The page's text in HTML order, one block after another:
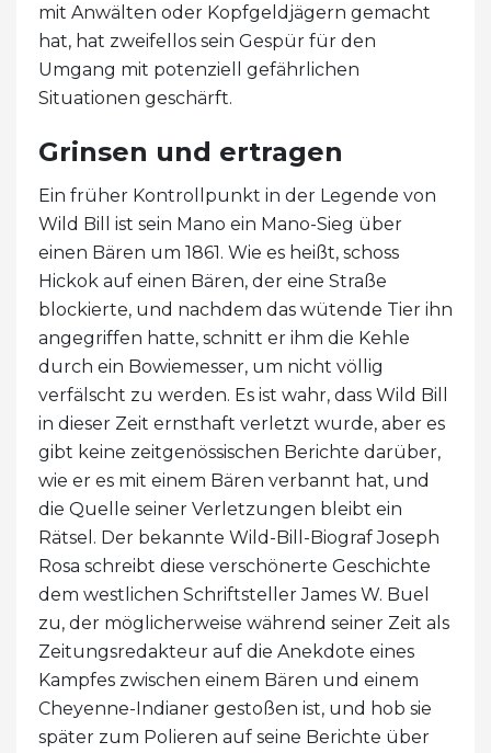
mit Anwälten oder Kopfgeldjägern gemacht
hat, hat zweifellos sein Gespür für den
Umgang mit potenziell gefährlichen
Situationen geschärft.
Grinsen und ertragen
Ein früher Kontrollpunkt in der Legende von
Wild Bill ist sein Mano ein Mano-Sieg über
einen Bären um 1861. Wie es heißt, schoss
Hickok auf einen Bären, der eine Straße
blockierte, und nachdem das wütende Tier ihn
angegriffen hatte, schnitt er ihm die Kehle
durch ein Bowiemesser, um nicht völlig
verfälscht zu werden. Es ist wahr, dass Wild Bill
in dieser Zeit ernsthaft verletzt wurde, aber es
gibt keine zeitgenössischen Berichte darüber,
wie er es mit einem Bären verbannt hat, und
die Quelle seiner Verletzungen bleibt ein
Rätsel. Der bekannte Wild-Bill-Biograf Joseph
Rosa schreibt diese verschönerte Geschichte
dem westlichen Schriftsteller James W. Buel
zu, der möglicherweise während seiner Zeit als
Zeitungsredakteur auf die Anekdote eines
Kampfes zwischen einem Bären und einem
Cheyenne-Indianer gestoßen ist, und hob sie
später zum Polieren auf seine Berichte über